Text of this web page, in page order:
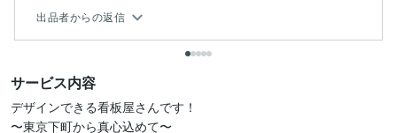
出品者からの返信
サービス内容
デザインできる看板屋さんです！
〜東京下町から真心込めて〜